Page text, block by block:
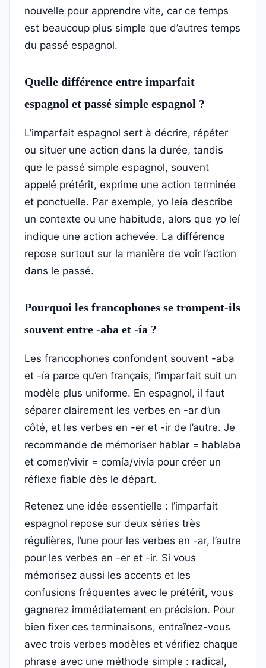
nouvelle pour apprendre vite, car ce temps
est beaucoup plus simple que d’autres temps
du passé espagnol.
Quelle différence entre imparfait
espagnol et passé simple espagnol ?
L’imparfait espagnol sert à décrire, répéter
ou situer une action dans la durée, tandis
que le passé simple espagnol, souvent
appelé prétérit, exprime une action terminée
et ponctuelle. Par exemple, yo leía describe
un contexte ou une habitude, alors que yo leí
indique une action achevée. La différence
repose surtout sur la manière de voir l’action
dans le passé.
Pourquoi les francophones se trompent-ils
souvent entre -aba et -ía ?
Les francophones confondent souvent -aba
et -ía parce qu’en français, l’imparfait suit un
modèle plus uniforme. En espagnol, il faut
séparer clairement les verbes en -ar d’un
côté, et les verbes en -er et -ir de l’autre. Je
recommande de mémoriser hablar = hablaba
et comer/vivir = comía/vivía pour créer un
réflexe fiable dès le départ.
Retenez une idée essentielle : l’imparfait
espagnol repose sur deux séries très
régulières, l’une pour les verbes en -ar, l’autre
pour les verbes en -er et -ir. Si vous
mémorisez aussi les accents et les
confusions fréquentes avec le prétérit, vous
gagnerez immédiatement en précision. Pour
bien fixer ces terminaisons, entraînez-vous
avec trois verbes modèles et vérifiez chaque
phrase avec une méthode simple : radical,